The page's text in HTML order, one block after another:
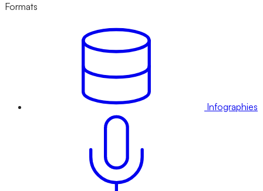
Formats
Infographies